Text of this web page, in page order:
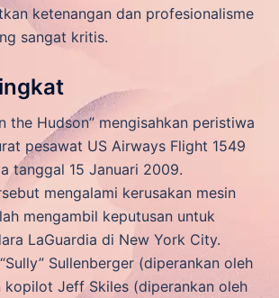
ketenangan dan profesionalisme
sangat kritis.
the Hudson” mengisahkan peristiwa
pesawat US Airways Flight 1549
tanggal 15 Januari 2009.
mengalami kerusakan mesin
mengambil keputusan untuk
LaGuardia di New York City.
Sullenberger (diperankan oleh
kopilot Jeff Skiles (diperankan oleh